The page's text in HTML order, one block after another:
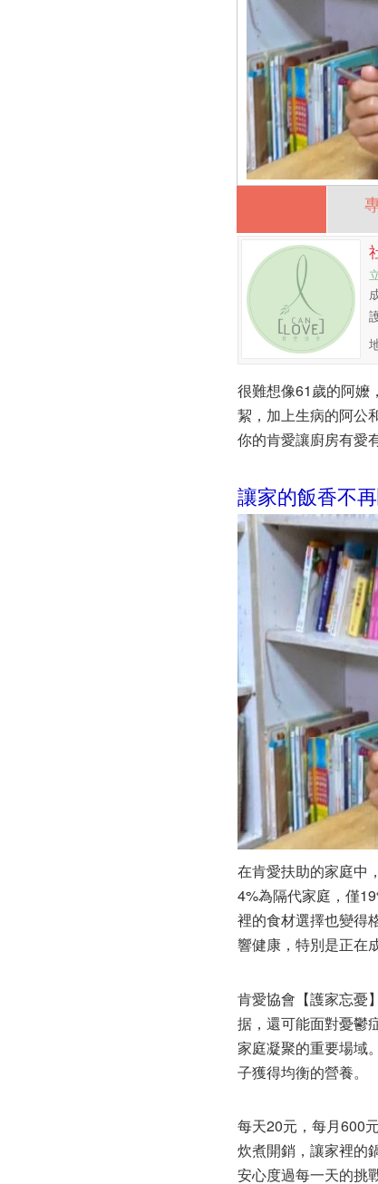
很難想像61歲的阿嬤
絜，加上生病的阿公
你的肯愛讓廚房有愛
讓家的飯香不
在肯愛扶助的家庭中
4%為隔代家庭，僅
裡的食材選擇也變得
響健康，特別是正在
肯愛協會【護家忘憂
据，還可能面對憂鬱
家庭凝聚的重要場域
子獲得均衡的營養。
每天20元，每月600
炊煮開銷，讓家裡的
安心度過每一天的挑戰